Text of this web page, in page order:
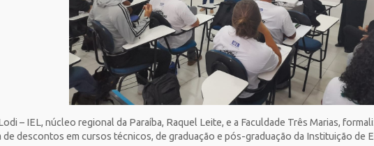
– IEL, núcleo regional da Paraíba, Raquel Leite, e a Faculdade Três Marias,
descontos em cursos técnicos, de graduação e pós-graduação da Instituição de